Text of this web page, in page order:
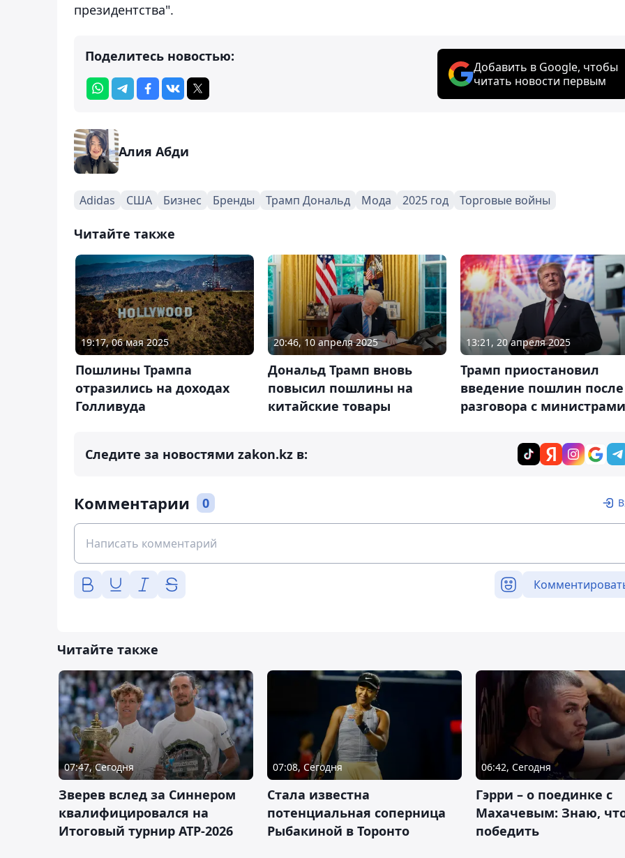
президентства".
Поделитесь новостью:
Добавить в Google, чтобы
читать новости первым
Алия Абди
Adidas США Бизнес Бренды Трамп Дональд Мода 2025 год Торговые войны
Читайте также
19:17, 06 мая 2025
Пошлины Трампа
отразились на доходах
Голливуда
20:46, 10 апреля 2025
Дональд Трамп вновь
повысил пошлины на
китайские товары
13:21, 20 апреля 2025
Трамп приостановил
введение пошлин после
разговора с министрами
Следите за новостями zakon.kz в:
Комментарии 0
Читайте также
07:47, Сегодня
Зверев вслед за Синнером
квалифицировался на
Итоговый турнир ATP-2026
07:08, Сегодня
Cтала известна
потенциальная соперница
Рыбакиной в Торонто
06:42, Сегодня
Гэрри – о поединке с
Махачевым: Знаю,
победить